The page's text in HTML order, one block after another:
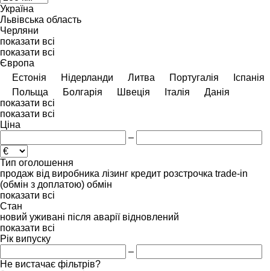
Україна
Львівська область
Черляни
показати всі
показати всі
Європа
Естонія
Нідерланди Литва Португалія
Іспанія
Польща
Болгарія Швеція Італія
Данія
показати всі
показати всі
Ціна
–
Тип оголошення
продаж від виробника лізинг кредит розстрочка trade-in
(обмін з доплатою) обмін
показати всі
Стан
новий уживані після аварії відновлений
показати всі
Рік випуску
–
Не вистачає фільтрів?